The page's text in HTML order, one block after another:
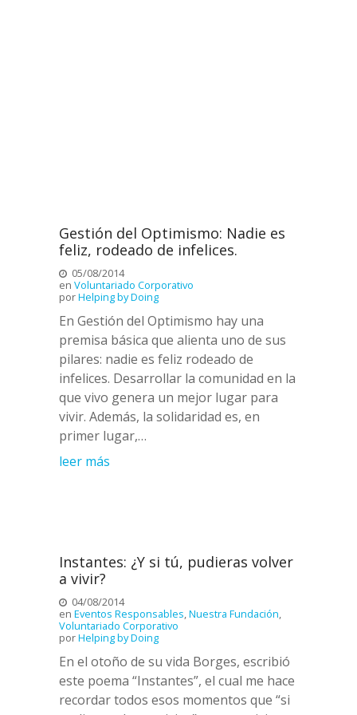
Gestión del Optimismo: Nadie es
feliz, rodeado de infelices.
05/08/2014
en Voluntariado Corporativo
porHelping by Doing
En Gestión del Optimismo hay una
premisa básica que alienta uno de sus
pilares: nadie es feliz rodeado de
infelices. Desarrollar la comunidad en la
que vivo genera un mejor lugar para
vivir. Además, la solidaridad es, en
primer lugar,…
leer más
Instantes: ¿Y si tú, pudieras volver
a vivir?
04/08/2014
en Eventos Responsables,Nuestra Fundación,
Voluntariado Corporativo
porHelping by Doing
En el otoño de su vida Borges, escribió
este poema “Instantes”, el cual me hace
recordar todos esos momentos que “si